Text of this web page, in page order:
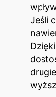
Jeśli